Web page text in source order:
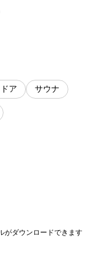
ア サウナ
がダウンロードできます